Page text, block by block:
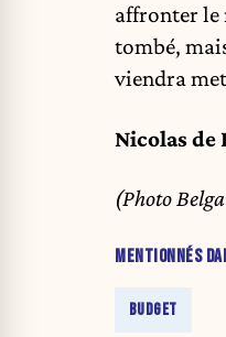
affronter le
tombé,
viendra
Nicolas de
(Photo
MENTIONNÉS
BUDGET